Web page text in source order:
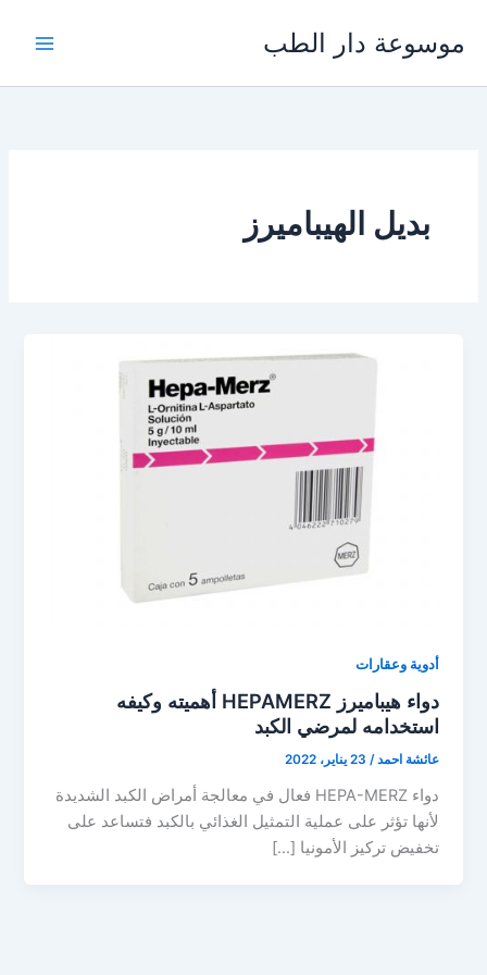
المحتوى
موسوعة دار الطب
بديل الهيباميرز
أدوية وعقارات
دواء هيباميرز HEPAMERZ أهميته وكيفه
استخدامه لمرضي الكبد
عائشة احمد/ 23 يناير، 2022
دواء HEPA-MERZ فعال في معالجة أمراض الكبد الشديدة
لأنها تؤثر على عملية التمثيل الغذائي بالكبد فتساعد على
تخفيض تركيز الأمونيا […]